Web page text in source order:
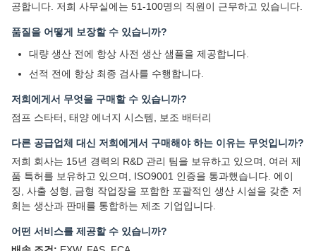
공합니다. 저희 사무실에는 51-100명의 직원이 근무하고 있습니다.
품질을 어떻게 보장할 수 있습니까?
대량 생산 전에 항상 사전 생산 샘플을 제공합니다.
선적 전에 항상 최종 검사를 수행합니다.
저희에게서 무엇을 구매할 수 있습니까?
점프 스타터, 태양 에너지 시스템, 보조 배터리
다른 공급업체 대신 저희에게서 구매해야 하는 이유는 무엇입니까?
저희 회사는 15년 경력의 R&D 관리 팀을 보유하고 있으며, 여러 제
품 특허를 보유하고 있으며, ISO9001 인증을 통과했습니다. 에이
징, 사출 성형, 금형 작업장을 포함한 포괄적인 생산 시설을 갖춘 저
희는 생산과 판매를 통합하는 제조 기업입니다.
어떤 서비스를 제공할 수 있습니까?